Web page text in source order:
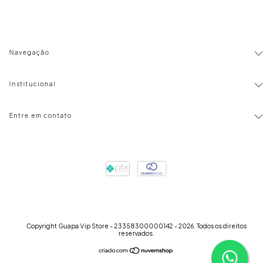
Navegação
Institucional
Entre em contato
Copyright Guapa Vip Store - 23358300000142 - 2026. Todos os direitos
reservados.